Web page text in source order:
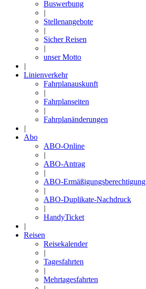
Buswerbung
|
Stellenangebote
|
Sicher Reisen
|
unser Motto
|
Linienverkehr
Fahrplanauskunft
|
Fahrplanseiten
|
Fahrplanänderungen
|
Abo
ABO-Online
|
ABO-Antrag
|
ABO-Ermäßigungsberechtigung
|
ABO-Duplikate-Nachdruck
|
HandyTicket
|
Reisen
Reisekalender
|
Tagesfahrten
|
Mehrtagesfahrten